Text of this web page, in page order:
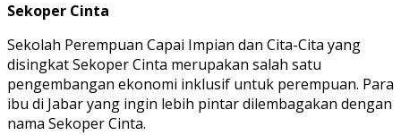
Sekoper Cinta
Sekolah Perempuan Capai Impian dan Cita-Cita yang
disingkat Sekoper Cinta merupakan salah satu
pengembangan ekonomi inklusif untuk perempuan. Para
ibu di Jabar yang ingin lebih pintar dilembagakan dengan
nama Sekoper Cinta.